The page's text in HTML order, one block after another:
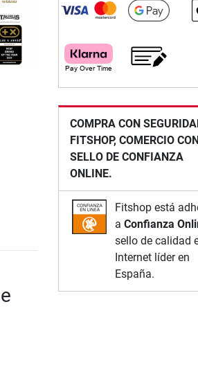
COMPRA CON
FITSHOP, COMERCIO
SELLO DE CONFIANZA
ONLINE.
Fitshop está
a Confianza
sello de calidad
Internet líder en
España.